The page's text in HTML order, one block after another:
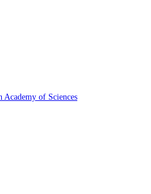
of Sciences